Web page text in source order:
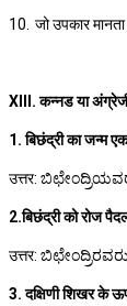
10. जो उपकार
XIII. कन्नड या
1. बिछंद्री का जन्म
उत्तर:
2.बिछंद्री को रोज
उत्तर:
3. दक्षिणी शिखर के